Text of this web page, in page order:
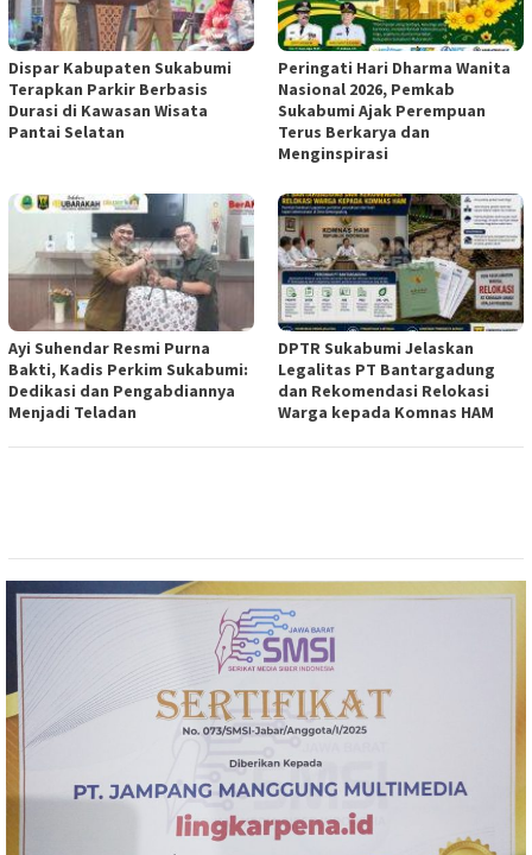
Dispar Kabupaten Sukabumi
Terapkan Parkir Berbasis
Durasi di Kawasan Wisata
Pantai Selatan
Peringati Hari Dharma Wanita
Nasional 2026, Pemkab
Sukabumi Ajak Perempuan
Terus Berkarya dan
Menginspirasi
Ayi Suhendar Resmi Purna
Bakti, Kadis Perkim Sukabumi:
Dedikasi dan Pengabdiannya
Menjadi Teladan
DPTR Sukabumi Jelaskan
Legalitas PT Bantargadung
dan Rekomendasi Relokasi
Warga kepada Komnas HAM